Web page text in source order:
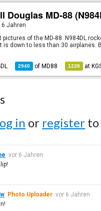
Douglas MD-88
6 Jahren
pictures of the MD-88. N984DL
is down to less than 30 airplanes.
2940 of MD88 1228 at
in or register to
vor 6 Jahren
Photo Uploader vor 6 Jahren